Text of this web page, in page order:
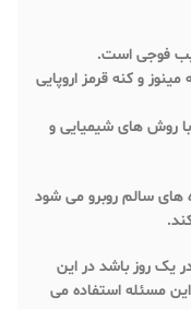
فوجی است.
و کنه قرمز اروپایی
روش های شیمیایی و
سالم روبرو می شود
های سالم بیشتر از ۲۰ عدد در یک روز باشد در این
مسئله استفاده می